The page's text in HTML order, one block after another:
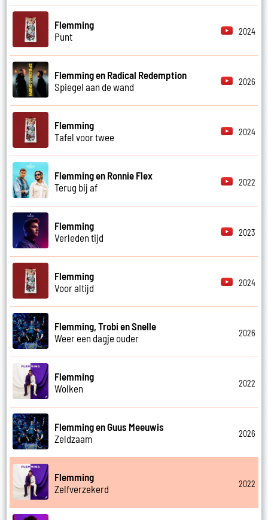
Flemming
Punt
2024
Flemming en Radical Redemption
Spiegel aan de wand
2026
Flemming
Tafel voor twee
2024
Flemming en Ronnie Flex
Terug bij af
2022
Flemming
Verleden tijd
2023
Flemming
Voor altijd
2024
Flemming, Trobi en Snelle
Weer een dagje ouder
2026
Flemming
Wolken
2022
Flemming en Guus Meeuwis
Zeldzaam
2026
Flemming
Zelfverzekerd
2022